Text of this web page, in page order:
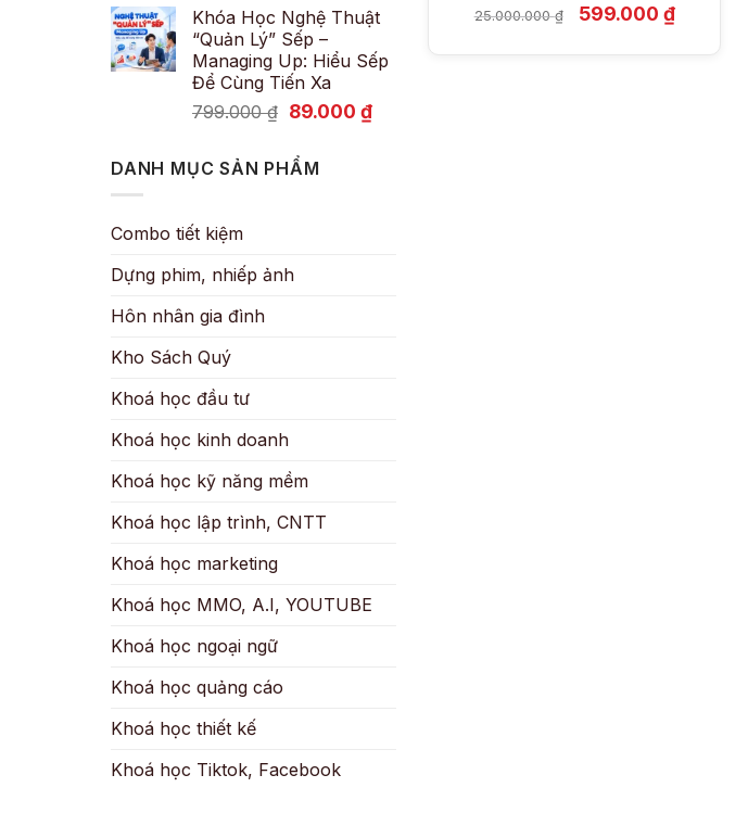
là:
2.499.000 ₫.
tại
là:
159.000 ₫.
Khóa Học Nghệ Thuật
“Quản Lý” Sếp –
Managing Up: Hiểu Sếp
Để Cùng Tiến Xa
799.000₫ Giá
là:
799.000 ₫.
89.000 ₫Giá
DANH MỤC SẢN PHẨM
Combo tiết kiệm
Dựng phim, nhiếp ảnh
Hôn nhân gia đình
Kho Sách Quý
Khoá học đầu tư
Khoá học kinh doanh
Khoá học kỹ năng mềm
Khoá học lập trình, CNTT
Khoá học marketing
Khoá học MMO, A.I, YOUTUBE
Khoá học ngoại ngữ
Khoá học quảng cáo
Khoá học thiết kế
Khoá học Tiktok, Facebook
25.000.000₫ Giá
gốc
599.000 ₫Giá
hiện